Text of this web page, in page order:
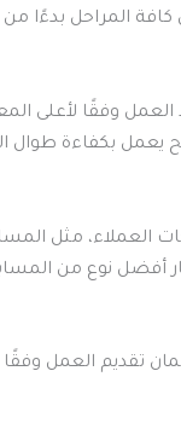
المراحل بدءًا من
وفقًا لأعلى
بكفاءة طوال
مثل
أفضل نوع من
تقديم العمل وفقًا